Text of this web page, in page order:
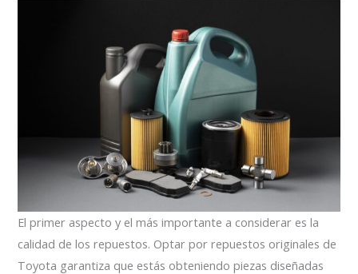
El primer aspecto y el más importante a considerar es la
calidad de los repuestos. Optar por repuestos originales de
Toyota garantiza que estás obteniendo piezas diseñadas